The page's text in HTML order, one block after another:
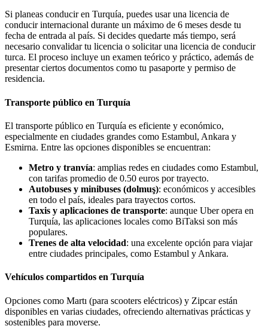
Si planeas conducir en Turquía, puedes usar una licencia de
conducir internacional durante un máximo de 6 meses desde tu
fecha de entrada al país. Si decides quedarte más tiempo, será
necesario convalidar tu licencia o solicitar una licencia de conducir
turca. El proceso incluye un examen teórico y práctico, además de
presentar ciertos documentos como tu pasaporte y permiso de
residencia.
Transporte público en Turquía
El transporte público en Turquía es eficiente y económico,
especialmente en ciudades grandes como Estambul, Ankara y
Esmirna. Entre las opciones disponibles se encuentran:
Metro y tranvía: amplias redes en ciudades como Estambul,
con tarifas promedio de 0.50 euros por trayecto.
Autobuses y minibuses (dolmuş): económicos y accesibles
en todo el país, ideales para trayectos cortos.
Taxis y aplicaciones de transporte: aunque Uber opera en
Turquía, las aplicaciones locales como BiTaksi son más
populares.
Trenes de alta velocidad: una excelente opción para viajar
entre ciudades principales, como Estambul y Ankara.
Vehículos compartidos en Turquía
Opciones como Martı (para scooters eléctricos) y Zipcar están
disponibles en varias ciudades, ofreciendo alternativas prácticas y
sostenibles para moverse.